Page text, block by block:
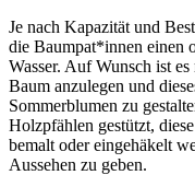
Je nach Kapazität und
die Baumpat*innen einen
Wasser. Auf Wunsch ist
Baum anzulegen und
Sommerblumen zu
Holzpfählen gestützt,
bemalt oder eingehäkelt
Aussehen zu geben.